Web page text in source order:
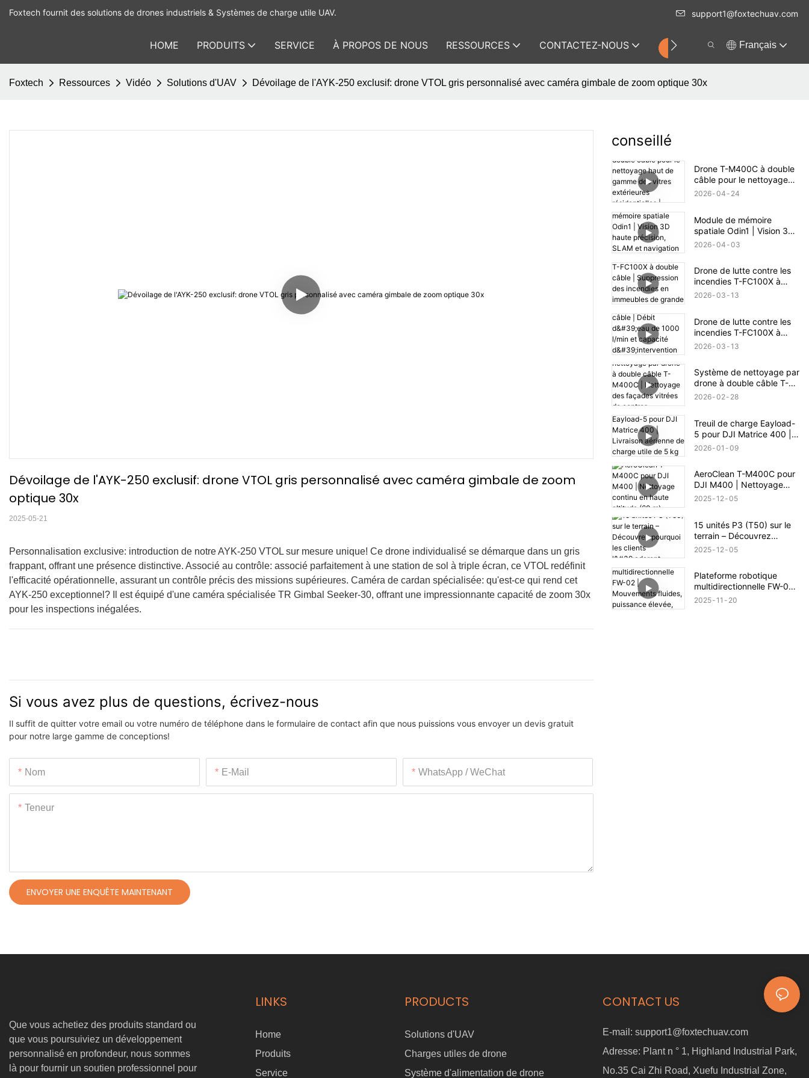
Foxtech fournit des solutions de drones industriels & Systèmes de charge utile UAV. support1@foxtechuav.com
HOME PRODUITS SERVICE À PROPOS DE NOUS RESSOURCES CONTACTEZ-NOUS MAGASIN Français
Foxtech Ressources Vidéo Solutions d'UAV Dévoilage de l'AYK-250 exclusif: drone VTOL gris personnalisé avec caméra gimbale de zoom optique 30x
Dévoilage de l'AYK-250 exclusif: drone VTOL gris personnalisé avec caméra gimbale de zoom
optique 30x
2025-05-21
Personnalisation exclusive: introduction de notre AYK-250 VTOL sur mesure unique! Ce drone individualisé se démarque dans un gris
frappant, offrant une présence distinctive. Associé au contrôle: associé parfaitement à une station de sol à triple écran, ce VTOL redéfinit
l'efficacité opérationnelle, assurant un contrôle précis des missions supérieures. Caméra de cardan spécialisée: qu'est-ce qui rend cet
AYK-250 exceptionnel? Il est équipé d'une caméra spécialisée TR Gimbal Seeker-30, offrant une impressionnante capacité de zoom 30x
pour les inspections inégalées.
Si vous avez plus de questions, écrivez-nous
Il suffit de quitter votre email ou votre numéro de téléphone dans le formulaire de contact afin que nous puissions vous envoyer un devis gratuit
pour notre large gamme de conceptions!
Nom E-Mail WhatsApp / WeChat
Teneur
ENVOYER UNE ENQUÊTE MAINTENANT
conseillé
Drone T-M400C à double
câble pour le nettoyage
haut de gamme des vitres
2026 04 24
Module de mémoire
spatiale Odin1 | Vision 3D
haute précision, SLAM et
2026 04 03
Drone de lutte contre les
incendies T-FC100X à
double câble |
hauteur jusqu'à 100 m
2026 03 13
Drone de lutte contre les
incendies T-FC100X à
double câble | Débit d'eau
d'incendie en hauteur (100
m)
2026 03 13
Système de nettoyage par
drone à double câble T-
M400C | Nettoyage des
2026 02 28
Treuil de charge Eayload-
5 pour DJI Matrice 400 |
Livraison aérienne de
2026 01 09
AeroClean T-M400C pour
DJI M400 | Nettoyage
continu en haute altitude
2025 12 05
15 unités P3 (T50) sur le
terrain – Découvrez
pourquoi les clients
2025 12 05
Plateforme robotique
multidirectionnelle FW-02 |
Mouvements fluides,
2025 11 20
Que vous achetiez des produits standard ou
que vous poursuiviez un développement
personnalisé en profondeur, nous sommes
là pour fournir un soutien professionnel pour
LINKS
Home
Produits
Service
PRODUCTS
Solutions d'UAV
Charges utiles de drone
Système d'alimentation de drone
CONTACT US
E-mail: support1@foxtechuav.com
Adresse: Plant n ° 1, Highland Industrial Park,
No.35 Cai Zhi Road, Xuefu Industrial Zone,